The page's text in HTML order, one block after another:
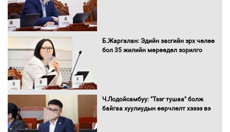
төлөвлөгөө”-гөө танилцуулна
худалдан авах журмыг баталлаа
Б.Жаргалан: Эдийн засгийн эрх чөлөө
бол 35 жилийн мөрөөдөл зорилго
Ч.Лодойсамбуу: "Тээг тушаа" болж
байгаа хуулиудын өөрчлөлт хэзээ вэ